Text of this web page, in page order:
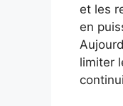
et les
en
limiter